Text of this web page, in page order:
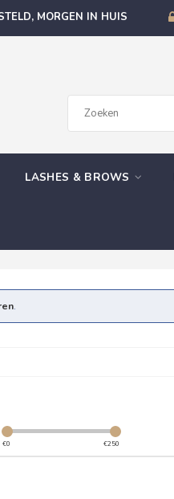
MORGEN IN HUIS
LASHES & BROWS
.
€0 €250